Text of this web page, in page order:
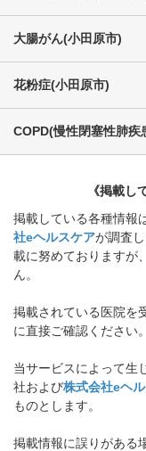
大腸がん(小田原市)
花粉症(小田原市)
COPD(慢性閉塞性肺疾
《掲載し
掲載している各種情報
社eヘルスケアが調査
載に努めておりますが
ん。
掲載されている医院を
に直接ご確認ください。
当サービスによって生
社および株式会社eヘ
ものとします。
掲載情報に誤りがある